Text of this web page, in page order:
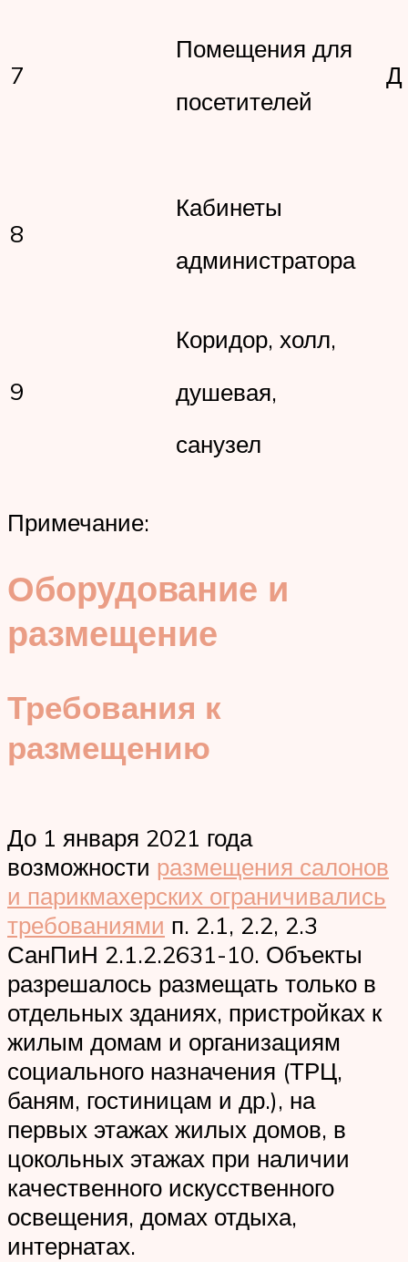
7
Помещения для
посетителей
8
Кабинеты
администратора
9
Коридор, холл,
душевая,
санузел
Примечание:
Оборудование и
размещение
Требования к
размещению
До 1 января 2021 года
возможности размещения салонов
и парикмахерских ограничивались
требованиями п. 2.1, 2.2, 2.3
СанПиН 2.1.2.2631-10. Объекты
разрешалось размещать только в
отдельных зданиях, пристройках к
жилым домам и организациям
социального назначения (ТРЦ,
баням, гостиницам и др.), на
первых этажах жилых домов, в
цокольных этажах при наличии
качественного искусственного
освещения, домах отдыха,
интернатах.